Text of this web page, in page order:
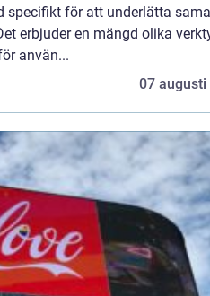
för att underlätta
erbjuder en mängd olika
använ...
07 augusti